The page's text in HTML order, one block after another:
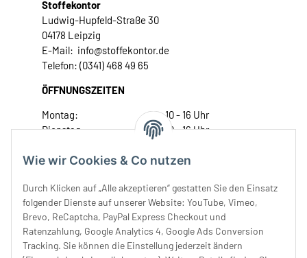
Wie wir Cookies & Co nutzen
Durch Klicken auf „Alle akzeptieren“ gestatten Sie den Einsatz
folgender Dienste auf unserer Website: YouTube, Vimeo,
Brevo, ReCaptcha, PayPal Express Checkout und
Ratenzahlung, Google Analytics 4, Google Ads Conversion
Tracking. Sie können die Einstellung jederzeit ändern
Stoffekontor
Ludwig-Hupfeld-Straße 30
04178 Leipzig
E-Mail: info@stoffekontor.de
Telefon: (0341) 468 49 65
ÖFFNUNGSZEITEN
Montag:
10 - 16 Uhr
Dienstag:
10 - 16 Uhr
Donnerstag:
10 - 18 Uhr
Samstag:
10 - 14 Uhr
Unser Service
Rechtliches